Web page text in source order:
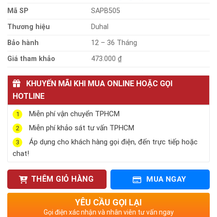
Mã SP
SAPB505
Thương hiệu
Duhal
Bảo hành
12 – 36 Tháng
Giá tham khảo
473.000 ₫
KHUYẾN MÃI KHI MUA ONLINE HOẶC GỌI
HOTLINE
1 Miễn phí vận chuyển TPHCM
2 Miễn phí khảo sát tư vấn TPHCM
3
Áp dụng cho khách hàng gọi điện, đến trực tiếp hoặc
chat!
THÊM GIỎ HÀNG MUA NGAY
YÊU CẦU GỌI LẠI
Gọi điện xác nhận và nhân viên tư vấn ngay